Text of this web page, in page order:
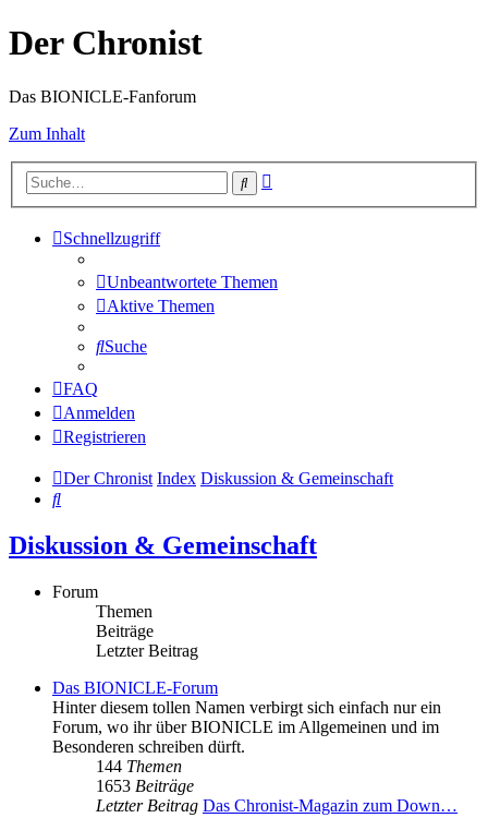
Der Chronist
Das BIONICLE-Fanforum
Zum Inhalt
Suche
Schnellzugriff
Unbeantwortete Themen
Aktive Themen
Suche
FAQ
Anmelden
Registrieren
Der Chronist Index Diskussion & Gemeinschaft
Suche
Diskussion & Gemeinschaft
Forum
Themen
Beiträge
Letzter Beitrag
Das BIONICLE-Forum
Hinter diesem tollen Namen verbirgt sich einfach nur ein
Forum, wo ihr über BIONICLE im Allgemeinen und im
Besonderen schreiben dürft.
144 Themen
1653 Beiträge
Letzter Beitrag Das Chronist-Magazin zum Down…